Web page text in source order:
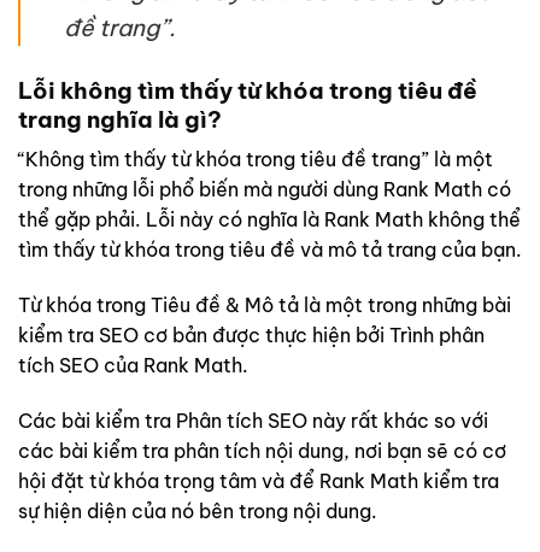
đề trang”.
Lỗi không tìm thấy từ khóa trong tiêu đề
trang nghĩa là gì?
“Không tìm thấy từ khóa trong tiêu đề trang” là một
trong những lỗi phổ biến mà người dùng Rank Math có
thể gặp phải. Lỗi này có nghĩa là Rank Math không thể
tìm thấy từ khóa trong tiêu đề và mô tả trang của bạn.
Từ khóa trong Tiêu đề & Mô tả là một trong những bài
kiểm tra SEO cơ bản được thực hiện bởi Trình phân
tích SEO của Rank Math.
Các bài kiểm tra Phân tích SEO này rất khác so với
các bài kiểm tra phân tích nội dung, nơi bạn sẽ có cơ
hội đặt từ khóa trọng tâm và để Rank Math kiểm tra
sự hiện diện của nó bên trong nội dung.